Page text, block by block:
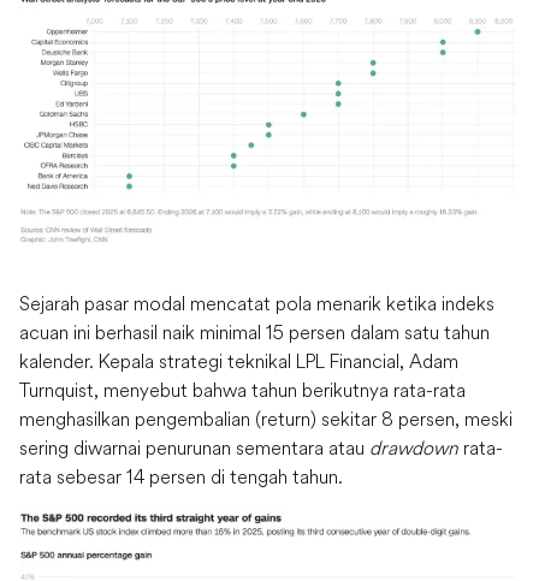
Sejarah pasar modal mencatat pola menarik ketika indeks
acuan ini berhasil naik minimal 15 persen dalam satu tahun
kalender. Kepala strategi teknikal LPL Financial, Adam
Turnquist, menyebut bahwa tahun berikutnya rata-rata
menghasilkan pengembalian (return) sekitar 8 persen, meski
sering diwarnai penurunan sementara atau drawdown rata-
rata sebesar 14 persen di tengah tahun.